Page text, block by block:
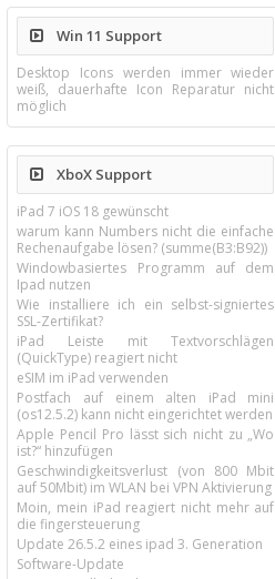
Win 11 Support
Desktop Icons werden immer wieder
weiß, dauerhafte Icon Reparatur nicht
möglich
XboX Support
iPad 7 iOS 18 gewünscht
warum kann Numbers nicht die einfache
Rechenaufgabe lösen? (summe(B3:B92))
Windowbasiertes Programm auf dem
Ipad nutzen
Wie installiere ich ein selbst-signiertes
SSL-Zertifikat?
iPad Leiste mit Textvorschlägen
(QuickType) reagiert nicht
eSIM im iPad verwenden
Postfach auf einem alten iPad mini
(os12.5.2) kann nicht eingerichtet werden
Apple Pencil Pro lässt sich nicht zu „Wo
ist?“ hinzufügen
Geschwindigkeitsverlust (von 800 Mbit
auf 50Mbit) im WLAN bei VPN Aktivierung
Moin, mein iPad reagiert nicht mehr auf
die fingersteuerung
Update 26.5.2 eines ipad 3. Generation
Software-Update